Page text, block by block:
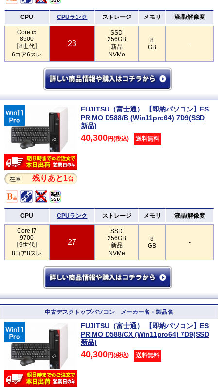
CPU CPUランク ストレージ メモリ 液晶/解像度
Core i5
8500
【8世代】
6コア6スレ
23
SSD
256GB
新品
NVMe
8
GB
-
在庫 残りあと1台
FUJITSU（富士通） 【即納パソコン】ES
PRIMO D588/B (Win11pro64) 7D9(SSD
新品)
40,300円(税込) 送料無料
CPU CPUランク ストレージ メモリ 液晶/解像度
Core i7
9700
【9世代】
8コア8スレ
27
SSD
256GB
新品
NVMe
8
GB
-
中古デスクトップパソコン メーカー名・製品名
FUJITSU（富士通） 【即納パソコン】ES
PRIMO D588/CX (Win11pro64) 7D9(SSD
新品)
40,300円(税込) 送料無料